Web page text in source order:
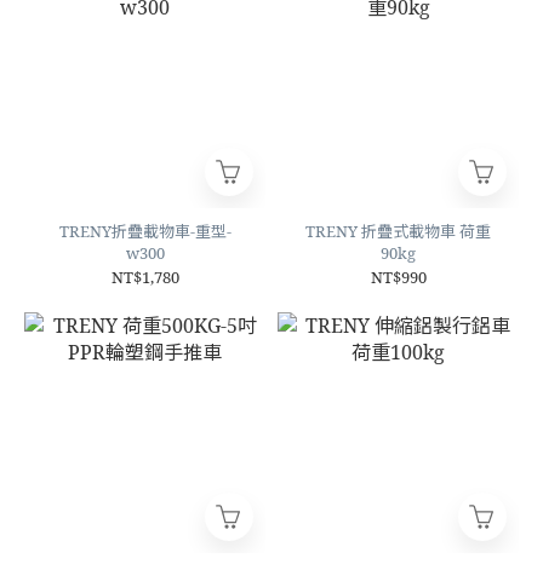
TRENY折疊載物車-重型-
w300
NT$1,780
TRENY 折疊式載物車 荷重
90kg
NT$990